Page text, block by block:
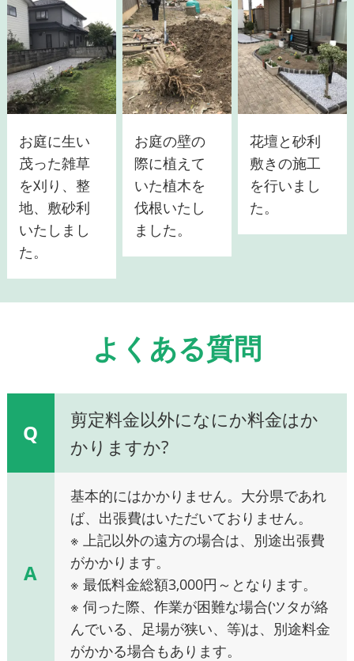
お庭に生い
茂った雑草
を刈り、整
地、敷砂利
いたしまし
た。
お庭の壁の
際に植えて
いた植木を
伐根いたし
ました。
花壇と砂利
敷きの施工
を行いまし
た。
よくある質問
Q
剪定料金以外になにか料金はか
かりますか?
A
基本的にはかかりません。大分県であれ
ば、出張費はいただいておりません。
※ 上記以外の遠方の場合は、別途出張費
がかかります。
※ 最低料金総額3,000円～となります。
※ 伺った際、作業が困難な場合(ツタが絡
んでいる、足場が狭い、等)は、別途料金
がかかる場合もあります。